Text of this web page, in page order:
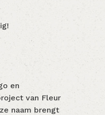
en
van Fleur
naam brengt